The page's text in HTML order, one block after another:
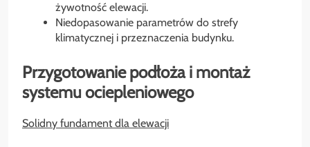
żywotność elewacji.
Niedopasowanie parametrów do strefy
klimatycznej i przeznaczenia budynku.
Przygotowanie podłoża i montaż
systemu ociepleniowego
Solidny fundament dla elewacji